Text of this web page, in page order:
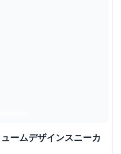
ームデザインスニーカ